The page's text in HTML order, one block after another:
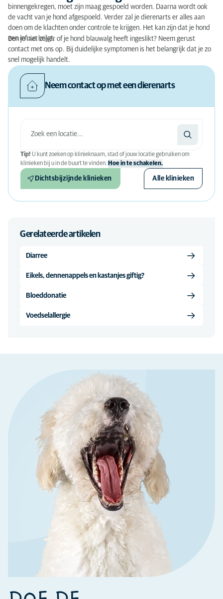
binnengekregen, moet zijn maag gespoeld worden. Daarna wordt ook
de vacht van je hond afgespoeld. Verder zal je dierenarts er alles aan
doen om de klachten onder controle te krijgen. Het kan zijn dat je hond
een infuus krijgt.
Ben je niet zeker of je hond blauwalg heeft ingeslikt? Neem gerust
contact met ons op. Bij duidelijke symptomen is het belangrijk dat je zo
snel mogelijk handelt.
Neem contact op met een dierenarts
Tip! U kunt zoeken op klinieknaam, stad of jouw locatie gebruiken om
klinieken bij u in de buurt te vinden. Hoe in te schakelen.
Dichtsbijzijnde klinieken Alle klinieken
Gerelateerde artikelen
Diarree
Eikels, dennenappels en kastanjes giftig?
Bloeddonatie
Voedselallergie